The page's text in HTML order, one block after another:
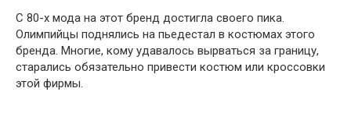
С 80-х мода на этот бренд достигла своего пика.
Олимпийцы поднялись на пьедестал в костюмах этого
бренда. Многие, кому удавалось вырваться за границу,
старались обязательно привести костюм или кроссовки
этой фирмы.